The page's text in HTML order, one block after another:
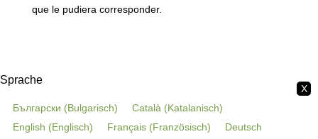
que le pudiera corresponder.
X
Sprache
Български (Bulgarisch) Català (Katalanisch)
English (Englisch) Français (Französisch)
Deutsch